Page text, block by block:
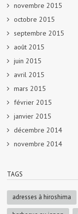
novembre 2015
octobre 2015
septembre 2015
août 2015
juin 2015
avril 2015
mars 2015
février 2015
janvier 2015
décembre 2014
novembre 2014
TAGS
adresses à hiroshima